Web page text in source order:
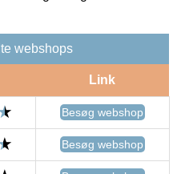
webshops
Link
Besøg webshop
Besøg webshop